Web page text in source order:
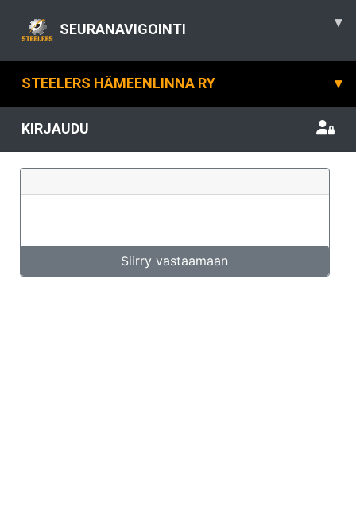
SEURANAVIGOINTI ▾
STEELERS HÄMEENLINNA RY ▾
KIRJAUDU